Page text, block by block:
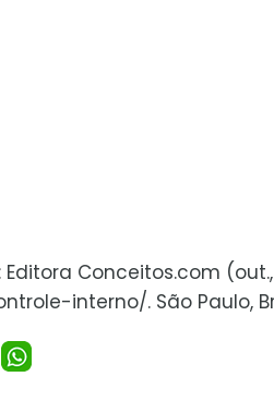
Editora Conceitos.com
interno/. São Paulo,